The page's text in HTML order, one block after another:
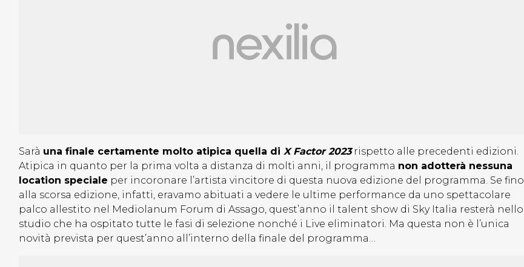
Sarà una finale certamente molto atipica quella di X Factor 2023rispetto alle precedenti edizioni.
Atipica in quanto per la prima volta a distanza di molti anni, il programma non adotterà nessuna
location speciale per incoronare l’artista vincitore di questa nuova edizione del programma. Se fino
alla scorsa edizione, infatti, eravamo abituati a vedere le ultime performance da uno spettacolare
palco allestito nel Mediolanum Forum di Assago, quest’anno il talent show di Sky Italia resterà nello
studio che ha ospitato tutte le fasi di selezione nonché i Live eliminatori. Ma questa non è l’unica
novità prevista per quest’anno all’interno della finale del programma…